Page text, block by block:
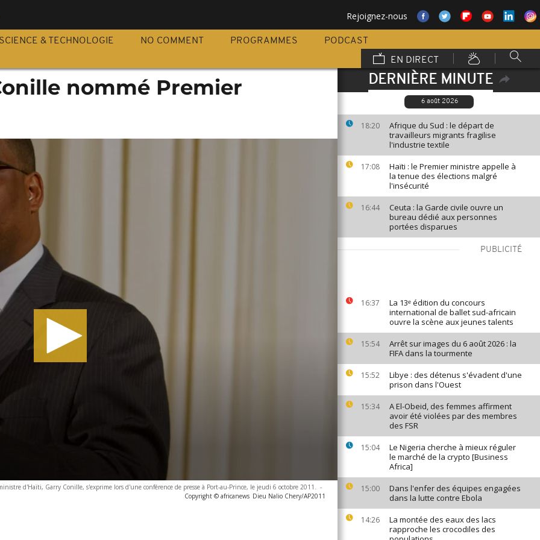
Rejoignez-nous
SCIENCE & TECHNOLOGIE NO COMMENT PROGRAMMES
PODCAST
EN DIRECT
DERNIÈRE MINUTE
6 août 2026
18:20
Afrique du Sud : le départ de
travailleurs migrants fragilise
l'industrie textile
17:08
Haïti : le Premier ministre appelle à
la tenue des élections malgré
l'insécurité
16:44
Ceuta : la Garde civile ouvre un
bureau dédié aux personnes
portées disparues
PUBLICITÉ
16:37
La 13ᵉ édition du concours
international de ballet sud-africain
ouvre la scène aux jeunes talents
15:54
Arrêt sur images du 6 août 2026 : la
FIFA dans la tourmente
15:52
Libye : des détenus s'évadent d'une
prison dans l'Ouest
15:34
A El-Obeid, des femmes affirment
avoir été violées par des membres
des FSR
15:04
Le Nigeria cherche à mieux réguler
le marché de la crypto [Business
Africa]
15:00
Dans l'enfer des équipes engagées
dans la lutte contre Ebola
14:26
La montée des eaux des lacs
rapproche les crocodiles des
nommé Premier
d'Haïti, Garry Conille, s'exprime lors d'une conférence de presse à Port-au-Prince, le jeudi 6 octobre 2011. -
Copyright © africanews Dieu Nalio Chery/AP2011